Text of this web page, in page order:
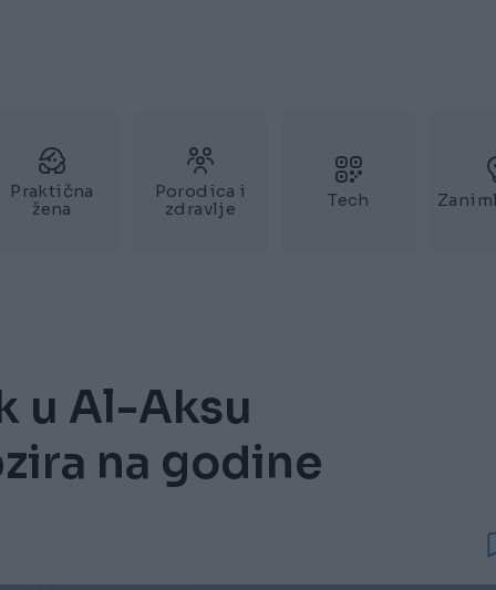
Praktična
žena
Porodica i
zdravlje
Tech
u Al-Aksu
na godine